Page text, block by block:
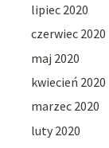
lipiec 2020
czerwiec 2020
maj 2020
kwiecień 2020
marzec 2020
luty 2020